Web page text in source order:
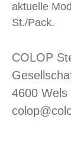
aktuelle
St./Pack.
COLOP
4600